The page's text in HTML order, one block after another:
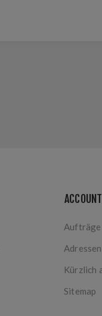
ACCOUNT
Aufträge
Adressen
Kürzlich
Sitemap